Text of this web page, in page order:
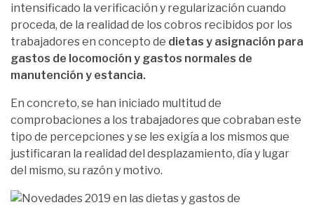
intensificado la verificación y regularización cuando
proceda, de la realidad de los cobros recibidos por los
trabajadores en concepto de dietas y asignación para
gastos de locomoción y gastos normales de
manutención y estancia.
En concreto, se han iniciado multitud de
comprobaciones a los trabajadores que cobraban este
tipo de percepciones y se les exigía a los mismos que
justificaran la realidad del desplazamiento, día y lugar
del mismo, su razón y motivo.